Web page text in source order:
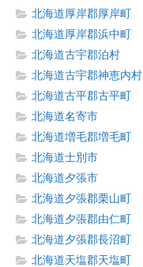
北海道厚岸郡厚岸町
北海道厚岸郡浜中町
北海道古宇郡泊村
北海道古宇郡神恵内村
北海道古平郡古平町
北海道名寄市
北海道増毛郡増毛町
北海道士別市
北海道夕張市
北海道夕張郡栗山町
北海道夕張郡由仁町
北海道夕張郡長沼町
北海道天塩郡天塩町